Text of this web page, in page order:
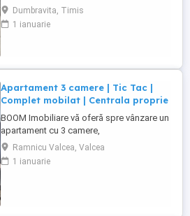
liniștea Dumbrăviței. Suprafață
apartament: 75 mp Suprafață curte: 143
mp Locuința perfectă pentru familii,
Detalii apartament: Living spațios: ...
Dumbravita, Timis
1 ianuarie
Apartament 3 camere | Tic Tac |
Complet mobilat | Centrala proprie
BOOM Imobiliare vă oferă spre vânzare un
apartament cu 3 camere,
semidecomandat, situat în cartierul
Ostroveni, zona Tic Tac, una dintre cele
mai apreciate zone din Râmnicu Vâlcea.
Ramnicu Valcea, Valcea
1 ianuarie